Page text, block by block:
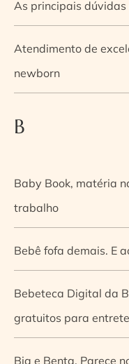
As principais
Atendimento de
newborn
B
Baby Book, matéria
trabalho
Bebê fofa demais. E
Bebeteca Digital da
gratuitos para
Bia e Benta. Parece